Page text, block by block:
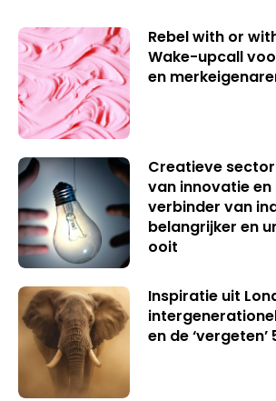
Rebel with or
Wake-upcall
en
Creatieve
van innovatie
verbinder van
belangrijker en
ooit
Inspiratie uit
en de